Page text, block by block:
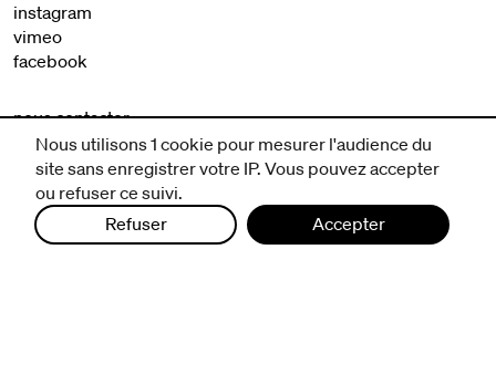
instagram
vimeo
facebook
nous contacter
mentions légales et CGV
politique de protection des données
Nous utilisons 1 cookie pour mesurer l'audience du
site sans enregistrer votre IP. Vous pouvez accepter
ou refuser ce suivi.
Refuser
Accepter